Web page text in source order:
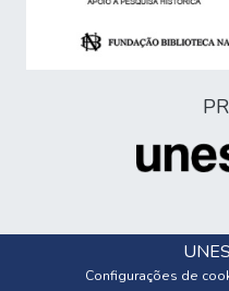
Configurações de